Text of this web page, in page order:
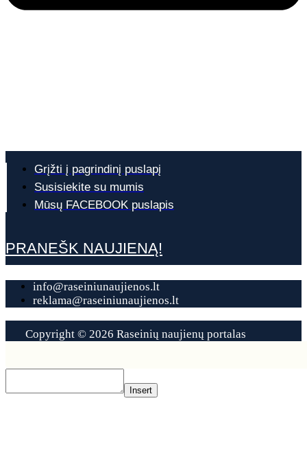
Grįžti į pagrindinį puslapį
Susisiekite su mumis
Mūsų FACEBOOK puslapis
PRANEŠK NAUJIENĄ!
info@raseiniunaujienos.lt
reklama@raseiniunaujienos.lt
Copyright © 2026 Raseinių naujienų portalas
Contact
Insert